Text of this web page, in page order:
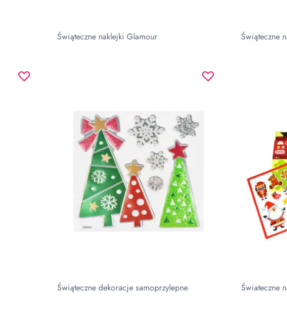
Świąteczne naklejki Glamour Świąteczne
Świąteczne dekoracje samoprzylepne Świateczne